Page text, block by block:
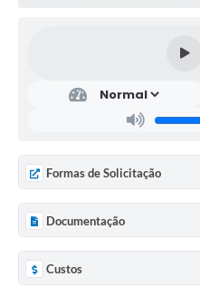
Formas de Solicitação
Documentação
Custos